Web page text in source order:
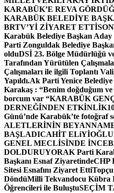
KARABÜK’E REVA
KARABÜK BELEDİYE
BRTV’Yİ ZİYARET ETTİ
Karabük Belediye Başkan
Parti Zonguldak Belediye
olduDSİ 23. Bölge Müdürlüğü
Tarafından Yürütülen
Çalışmaları ile ilgili Toplantı
Yapıldı.Ak Parti Yenice
Karakaş : “Benim doğduğum
borcum var “KARABÜK
DERNEĞİNDEN ETKİNLİK
Günü’nde Karabük’te fotoğraf
ALETLERİNİN
BAŞLADICAHİT
GENEL MECLİSİNDE
DOLDURUYORAK Parti
Başkanı Esnaf ZiyaretindeCHP
Sitesi Esnafını Ziyaret Etti
DöndüMilli Tekvandocu Kübra
Öğrencileri ile BuluştuSEÇİM